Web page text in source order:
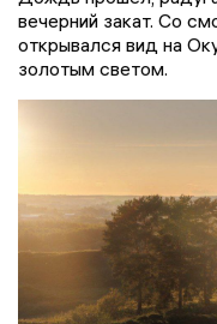
вечерний закат. Со
открывался вид на
золотым светом.